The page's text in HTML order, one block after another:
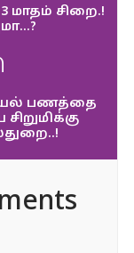
மாதம் சிறை.!
பணத்தை